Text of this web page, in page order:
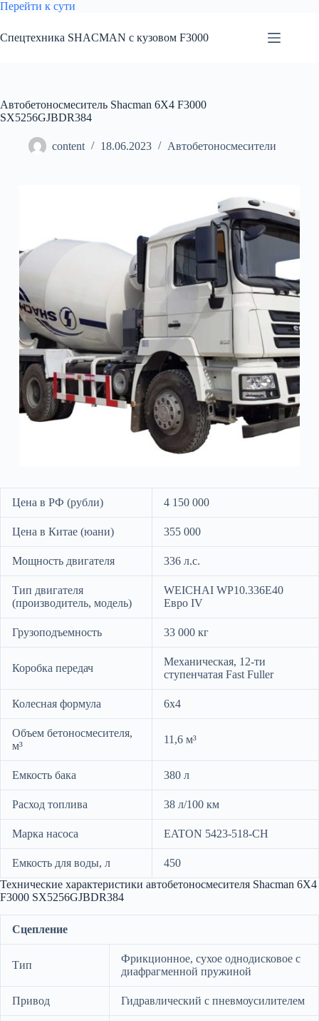
Перейти к сути
сути
Спецтехника SHACMAN с кузовом F3000
Автобетоносмеситель Shacman 6X4 F3000
SX5256GJBDR384
content 18.06.2023 Автобетоносмесители
Цена в РФ (рубли) 4 150 000
Цена в Китае (юани) 355 000
Мощность двигателя 336 л.с.
Тип двигателя
(производитель, модель)
WEICHAI WP10.336E40
Евро IV
Грузоподъемность 33 000 кг
Коробка передач
Механическая, 12-ти
ступенчатая Fast Fuller
Колесная формула 6х4
Объем бетоносмесителя,
м³
11,6 м³
Емкость бака 380 л
Расход топлива 38 л/100 км
Марка насоса EATON 5423-518-CH
Емкость для воды, л
450
Технические характеристики автобетоносмесителя Shacman 6X4
F3000 SX5256GJBDR384
Сцепление
Тип
Фрикционное, сухое однодисковое с
диафрагменной пружиной
Привод Гидравлический с пневмоусилителем